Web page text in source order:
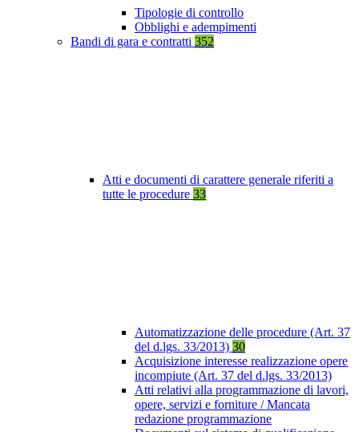
Tipologie di controllo
Obblighi e adempimenti
Bandi di gara e contratti 352
Atti e documenti di carattere generale riferiti a
tutte le procedure 33
Automatizzazione delle procedure (Art. 37
del d.lgs. 33/2013) 30
Acquisizione interesse realizzazione opere
incompiute (Art. 37 del d.lgs. 33/2013)
Atti relativi alla programmazione di lavori,
opere, servizi e forniture / Mancata
redazione programmazione